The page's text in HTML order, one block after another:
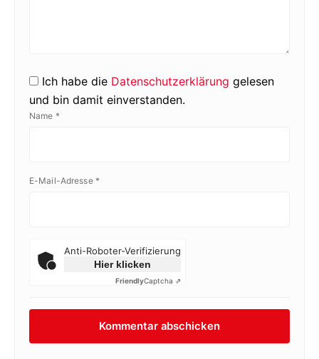
Ich habe die Datenschutzerklärung gelesen
und bin damit einverstanden.
Name *
E-Mail-Adresse *
Anti-Roboter-Verifizierung
Hier klicken
FriendlyCaptcha ⇗